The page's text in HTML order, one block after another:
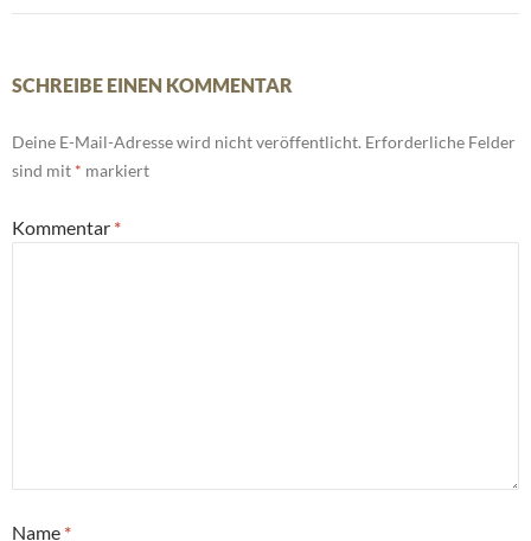
SCHREIBE EINEN KOMMENTAR
Deine E-Mail-Adresse wird nicht veröffentlicht. Erforderliche Felder
sind mit * markiert
Kommentar *
Name *